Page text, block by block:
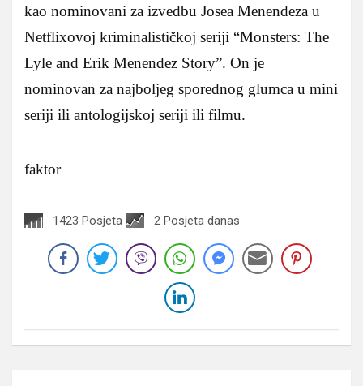
kao nominovani za izvedbu Josea Menendeza u
Netflixovoj kriminalističkoj seriji “Monsters: The
Lyle and Erik Menendez Story”. On je
nominovan za najboljeg sporednog glumca u mini
seriji ili antologijskoj seriji ili filmu.
faktor
1423 Posjeta 2 Posjeta danas